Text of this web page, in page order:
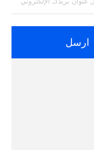
ارسل